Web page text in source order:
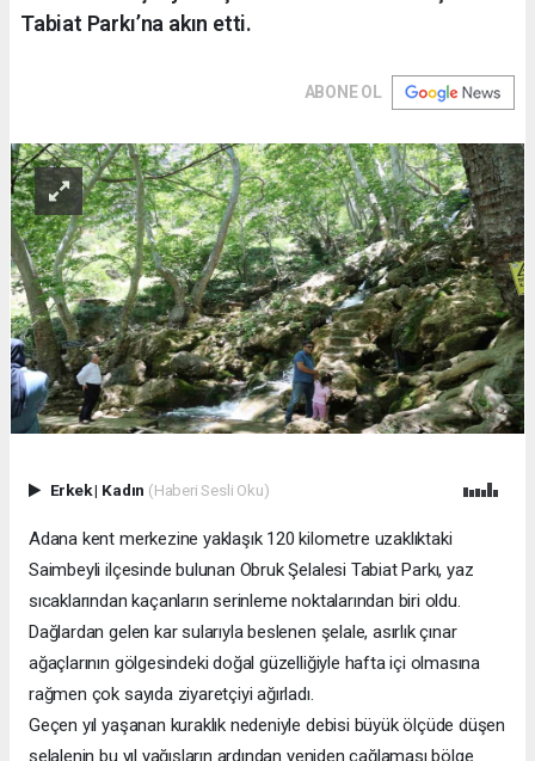
Tabiat Parkı’na akın etti.
ABONE OL
Erkek| Kadın (Haberi Sesli Oku)
Adana kent merkezine yaklaşık 120 kilometre uzaklıktaki
Saimbeyli ilçesinde bulunan Obruk Şelalesi Tabiat Parkı, yaz
sıcaklarından kaçanların serinleme noktalarından biri oldu.
Dağlardan gelen kar sularıyla beslenen şelale, asırlık çınar
ağaçlarının gölgesindeki doğal güzelliğiyle hafta içi olmasına
rağmen çok sayıda ziyaretçiyi ağırladı.
Geçen yıl yaşanan kuraklık nedeniyle debisi büyük ölçüde düşen
şelalenin bu yıl yağışların ardından yeniden çağlaması bölge